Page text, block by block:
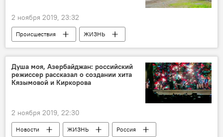
2 ноября 2019, 23:32
Происшествия
ЖИЗНЬ
Азербайджан
Новости
Душа моя, Азербайджан: российский
режиссер рассказал о создании хита
Кязымовой и Киркорова
2 ноября 2019, 22:30
Новости ЖИЗНЬ
Россия